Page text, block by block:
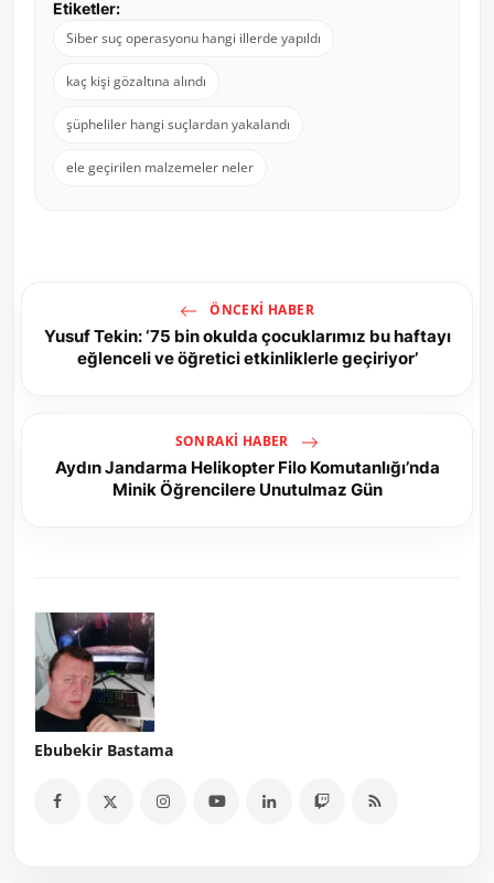
Etiketler:
Siber suç operasyonu hangi illerde yapıldı
kaç kişi gözaltına alındı
şüpheliler hangi suçlardan yakalandı
ele geçirilen malzemeler neler
ÖNCEKI HABER
Yusuf Tekin: ‘75 bin okulda çocuklarımız bu haftayı
eğlenceli ve öğretici etkinliklerle geçiriyor’
SONRAKI HABER
Aydın Jandarma Helikopter Filo Komutanlığı’nda
Minik Öğrencilere Unutulmaz Gün
Ebubekir Bastama